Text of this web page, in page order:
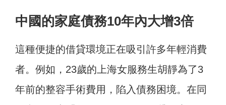
中國的家庭債務10年內大增3倍
這種便捷的借貸環境正在吸引許多年輕消費
者。例如，23歲的上海女服務生胡靜為了3
年前的整容手術費用，陷入債務困境。在同